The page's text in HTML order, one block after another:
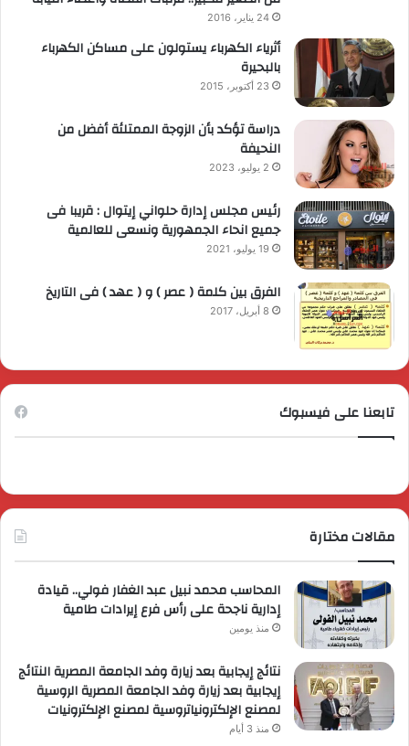
24 يناير، 2016
أثرياء الكهرباء يستولون على مساكن الكهرباء
بالبحيرة
23 أكتوبر، 2015
دراسة تؤكد بأن الزوجة الممتلئة أفضل من
النحيفة
2 يوليو، 2023
رئيس مجلس إدارة حلواني إيتوال : قريبا فى
جميع انحاء الجمهورية ونسعى للعالمية
19 يوليو، 2021
الفرق بين كلمة ( عصر ) و ( عهد ) فى التاريخ
8 أبريل، 2017
تابعنا على فيسبوك
مقالات مختارة
المحاسب محمد نبيل عبد الغفار فولي.. قيادة
إدارية ناجحة على رأس فرع إيرادات طامية
منذ يومين
نتائج إيجابية بعد زيارة وفد الجامعة المصرية النتائج
إيجابية بعد زيارة وفد الجامعة المصرية الروسية
لمصنع الإلكترونياتروسية لمصنع الإلكترونيات
منذ 3 أيام